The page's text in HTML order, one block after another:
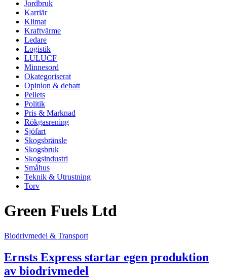
Jordbruk
Karriär
Klimat
Kraftvärme
Ledare
Logistik
LULUCF
Minnesord
Okategoriserat
Opinion & debatt
Pellets
Politik
Pris & Marknad
Rökgasrening
Sjöfart
Skogsbränsle
Skogsbruk
Skogsindustri
Småhus
Teknik & Utrustning
Torv
Green Fuels Ltd
Biodrivmedel & Transport
Ernsts Express startar egen produktion
av biodrivmedel